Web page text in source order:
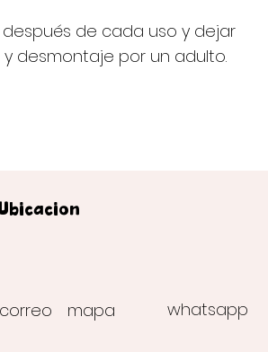
de cada uso y dejar
y desmontaje por un adulto.
correo whatsapp
mapa